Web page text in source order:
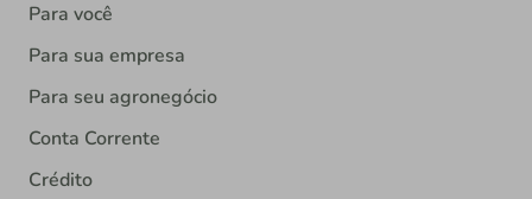
Para você
Para sua empresa
Para seu agronegócio
Conta Corrente
Crédito